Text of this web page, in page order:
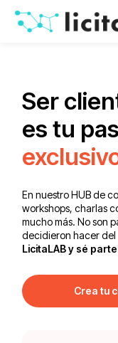
Ser
es tu
En nuestro HUB de
workshops, charlas
mucho más. No son
decidieron hacer del
LicitaLAB y sé
Crea tu